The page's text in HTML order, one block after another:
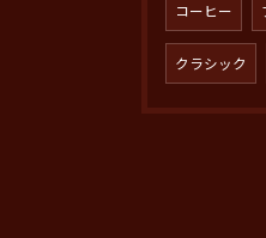
コーヒー
クラシック